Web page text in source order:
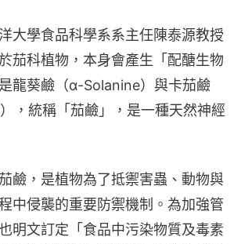
大學食品科學系系主任陳泰源教授
茄科植物，本身會產生「配醣生物
龍葵鹼（α-Solanine）與卡茄鹼
，統稱「茄鹼」，是一種天然神經
鹼，是植物為了抵禦害蟲、動物與
中侵襲的重要防禦機制。為加強管
明文訂定「食品中污染物質及毒素